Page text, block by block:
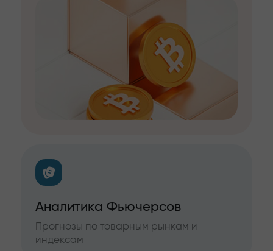
Аналитика Фьючерсов
Прогнозы по товарным рынкам и
индексам